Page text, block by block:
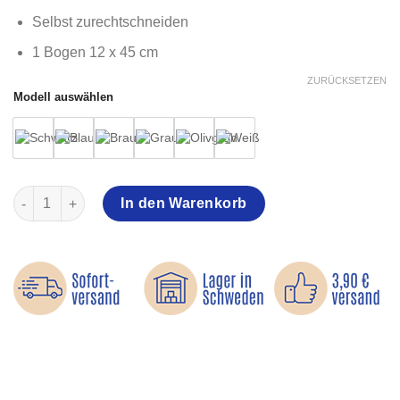
Selbst zurechtschneiden
1 Bogen 12 x 45 cm
Modell auswählen
ZURÜCKSETZEN
Flicken aus stärkerer Baumwolle Menge
In den Warenkorb